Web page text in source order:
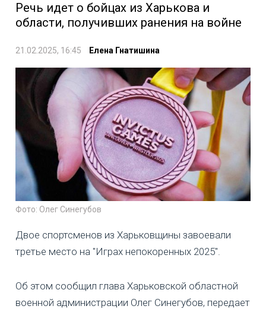
Речь идет о бойцах из Харькова и
области, получивших ранения на войне
21.02.2025, 16:45 Елена Гнатишина
Фото: Олег Синегубов
Двое спортсменов из Харьковщины завоевали
третье место на "Играх непокоренных 2025".
Об этом сообщил глава Харьковской областной
военной администрации Олег Синегубов, передает